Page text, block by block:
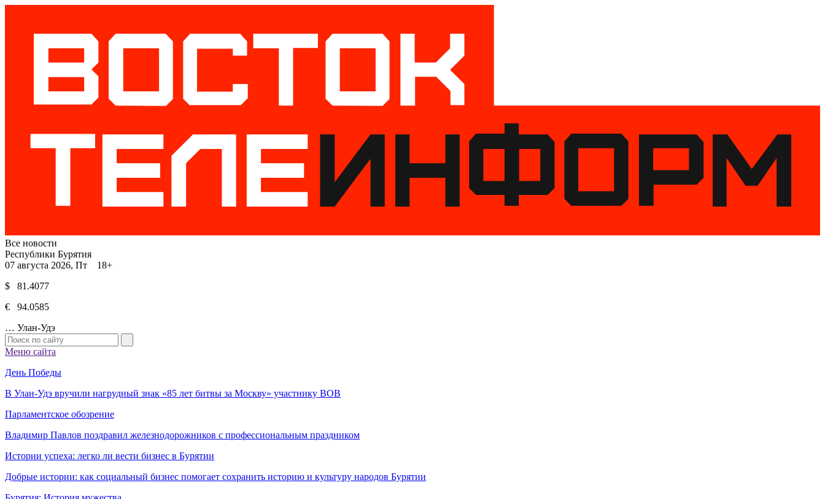
Все новости
Республики Бурятия
07 августа 2026, Пт 18+
$ 81.4077
€ 94.0585
… Улан-Удэ
Меню сайта
День Победы
В Улан-Удэ вручили нагрудный знак «85 лет битвы за Москву» участнику ВОВ
Парламентское обозрение
Владимир Павлов поздравил железнодорожников с профессиональным праздником
Истории успеха: легко ли вести бизнес в Бурятии
Добрые истории: как социальный бизнес помогает сохранить историю и культуру народов Бурятии